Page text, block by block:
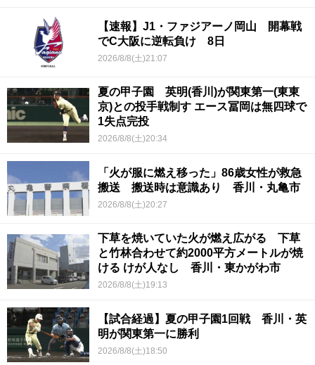
【速報】J1・ファジアーノ岡山 開幕戦
でC大阪に逆転負け 8日
2026/8/8(土)21:07
夏の甲子園 英明(香川)が関東第一(東東
京)との投手戦制す エース冨岡は無四球で
1失点完投
2026/8/8(土)20:34
「火が服に燃え移った」86歳女性が救急
搬送 搬送時は意識あり 香川・丸亀市
2026/8/8(土)20:27
下草を焼いていた火が燃え広がる 下草
と竹林合わせて約2000平方メートルが焼
ける けが人なし 香川・東かがわ市
2026/8/8(土)19:13
【試合経過】夏の甲子園1回戦 香川・英
明が関東第一に勝利
2026/8/8(土)18:50